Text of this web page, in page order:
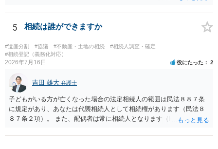
ますか。 →本人が自由に決められますので、どこが妥当とは言えない
です。客観的な基準もありません。 ・できれば穏やかに、分割を拒否
することはできますか。 →分割を拒否するということは、遺産はいら
ないということでしょうか。遺言で、受取を指定されててもいらない
と拒否することはできます。理由を説明する必要はありません。
5 相続は誰ができますか
#遺産分割 #協議 #不動産・土地の相続
#相続人調査・確定
#相続登記（義務化対応）
2026年7月16日 役にたった 2
吉田 雄大 弁護士
子どもがいる方が亡くなった場合の法定相続人の範囲は民法８８７条
に規定があり、あなたは代襲相続人として相続権があります（民法８
８７条２項）。 また、配偶者は常に相続人となります（民法８９０
も相続権があります。つまり、孫５人に加えて「おじ又はおば」にも